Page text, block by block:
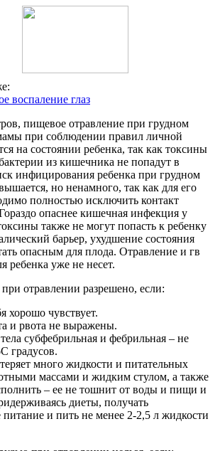
воспаление глаз
пищевое отравление при грудном
при соблюдении правил личной
на состоянии ребенка, так как токсины
из кишечника не попадут в
инфицирования ребенка при грудном
но ненамного, так как для его
полностью исключить контакт
опаснее кишечная инфекция у
также не могут попасть к ребенку
барьер, ухудшение состояния
опасным для плода. Отравление и гв
ребенка уже не несет.
отравлении разрешено, если:
хорошо чувствует.
и рвота не выражены.
субфебрильная и фебрильная – не
градусов.
много жидкости и питательных
массами и жидким стулом, а также
– ее не тошнит от воды и пищи и
диеты, получать
и пить не менее 2-2,5 л жидкости